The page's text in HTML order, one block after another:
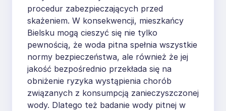
procedur zabezpieczających przed
skażeniem. W konsekwencji, mieszkańcy
Bielsku mogą cieszyć się nie tylko
pewnością, że woda pitna spełnia wszystkie
normy bezpieczeństwa, ale również że jej
jakość bezpośrednio przekłada się na
obniżenie ryzyka wystąpienia chorób
związanych z konsumpcją zanieczyszczonej
wody. Dlatego też badanie wody pitnej w